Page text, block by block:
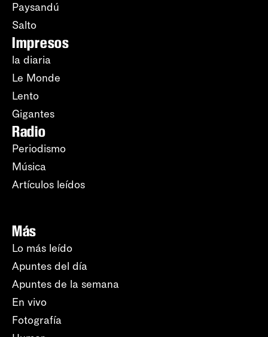
Paysandú
Salto
Impresos
la diaria
Le Monde
Lento
Gigantes
Radio
Periodismo
Música
Artículos leídos
Más
Lo más leído
Apuntes del día
Apuntes de la semana
En vivo
Fotografía